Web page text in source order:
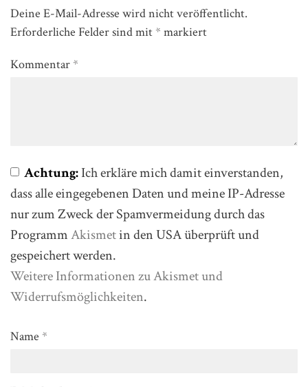
Deine E-Mail-Adresse wird nicht veröffentlicht.
Erforderliche Felder sind mit * markiert
Kommentar *
Achtung:Ich erkläre mich damit einverstanden,
dass alle eingegebenen Daten und meine IP-Adresse
nur zum Zweck der Spamvermeidung durch das
ProgrammAkismetin den USA überprüft und
gespeichert werden.
Weitere Informationen zu Akismet und
Widerrufsmöglichkeiten.
Name *